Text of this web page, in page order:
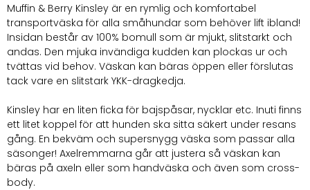
Muffin & Berry Kinsley är en rymlig och komfortabel
transportväska för alla småhundar som behöver lift ibland!
Insidan består av 100% bomull som är mjukt, slitstarkt och
andas. Den mjuka invändiga kudden kan plockas ur och
tvättas vid behov. Väskan kan bäras öppen eller förslutas
tack vare en slitstark YKK-dragkedja.
Kinsley har en liten ficka för bajspåsar, nycklar etc. Inuti finns
ett litet koppel för att hunden ska sitta säkert under resans
gång. En bekväm och supersnygg väska som passar alla
säsonger! Axelremmarna går att justera så väskan kan
bäras på axeln eller som handväska och även som cross-
body.